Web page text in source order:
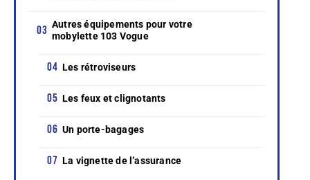
Autres équipements pour votre
mobylette 103 Vogue
Les rétroviseurs
Les feux et clignotants
Un porte-bagages
La vignette de l’assurance